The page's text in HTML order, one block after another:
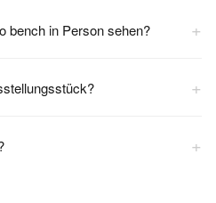
bench in Person sehen? +
+
+